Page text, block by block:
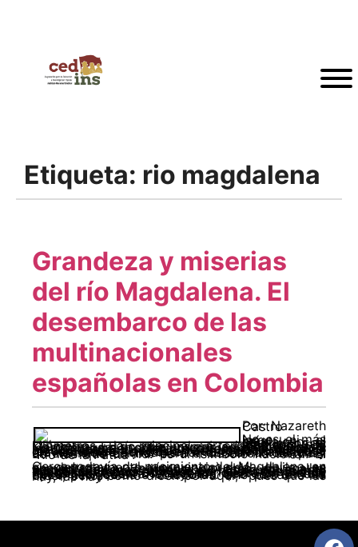
Etiqueta: rio magdalena
Grandeza y miserias
del río Magdalena. El
desembarco de las
multinacionales
españolas en Colombia
Por: Nazareth Castro
No es el más largo ni el más caudaloso, pero el Magdalena es, con sus más de 1.500 kilómetros, la principal arteria fluvial de Colombia. El río que inspiró a Gabriel García Márquez para escribir novelas como El amor en los tiempos del cólera recorre el país de sur a norte, desde el Macizo Colombiano hasta el mar Caribe. El Gran Río de la Magdalena acoge a sus orillas multitud de poblaciones que recuerdan los tiempos en que el río, navegable, era un medio fundamental de comunicación y un elemento central para el desarrollo del país. Es más que un río: es un símbolo nacional. El “Río de la Patria”.
Cerca todavía del nacimiento del Magdalena, en el departamento (provincia) del Huila, se encuentra La Jagua, un pueblo de calles empedradas y solitarias, de esos en que el tiempo parece detenerse. Es un pueblo tranquilo, de poco más de mil habitantes, al que acuden visitantes atraídos por la antigüedad de sus casas coloniales y por su riqueza cultural de raíces indígenas. Es también, dicen, un pueblo de brujas. Cuenta la leyenda que son de dos tipos: hechiceras o voladoras. Uno puede o no creer, pero, como dicen por aquí, “pues que las hay, las hay”.